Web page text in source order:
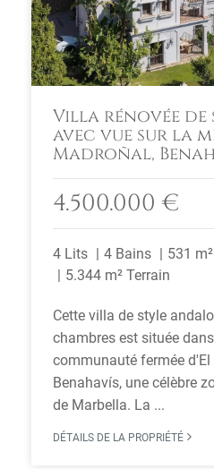
Villa rénovée
avec vue sur la
Madroñal,
4.500.000 €
4 Lits 4 Bains
531
5.344 m² Terrain
Cette villa de style
chambres est située
communauté fermée
Benahavís, une célèbre
de Marbella. La ...
DÉTAILS DE LA PROPRIÉTÉ